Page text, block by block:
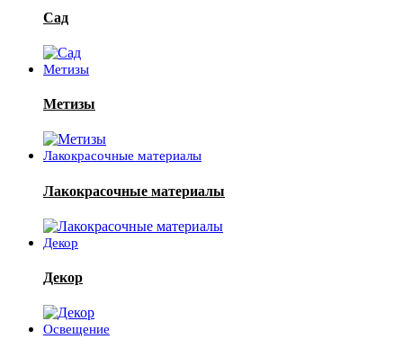
Сад
Метизы
Метизы
Лакокрасочные материалы
Лакокрасочные материалы
Декор
Декор
Освещение